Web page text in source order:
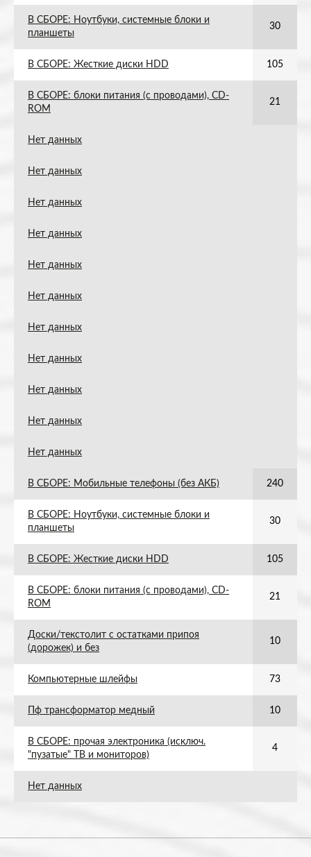
В СБОРЕ: Ноутбуки, системные блоки и
планшеты
30
В СБОРЕ: Жесткие диски HDD 105
В СБОРЕ: блоки питания (с проводами), СD-
ROM
21
Нет данных
Нет данных
Нет данных
Нет данных
Нет данных
Нет данных
Нет данных
Нет данных
Нет данных
Нет данных
Нет данных
В СБОРЕ: Мобильные телефоны (без АКБ) 240
В СБОРЕ: Ноутбуки, системные блоки и
планшеты
30
В СБОРЕ: Жесткие диски HDD 105
В СБОРЕ: блоки питания (с проводами), СD-
ROM
21
Доски/текстолит с остатками припоя
(дорожек) и без
10
Компьютерные шлейфы 73
Пф трансформатор медный 10
В СБОРЕ: прочая электроника (исключ.
"пузатые" ТВ и мониторов)
4
Нет данных